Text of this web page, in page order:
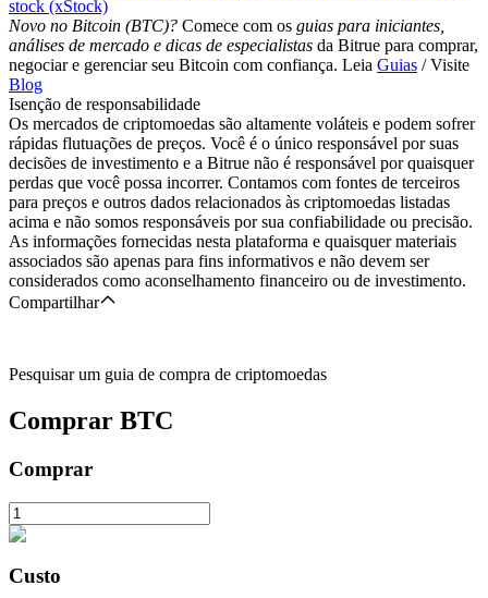
stock (xStock)
Novo no Bitcoin (BTC)? Comece com os guias para iniciantes,
análises de mercado e dicas de especialistas da Bitrue para comprar,
negociar e gerenciar seu Bitcoin com confiança. Leia Guias / Visite
Blog
Isenção de responsabilidade
Os mercados de criptomoedas são altamente voláteis e podem sofrer
rápidas flutuações de preços. Você é o único responsável por suas
decisões de investimento e a Bitrue não é responsável por quaisquer
perdas que você possa incorrer. Contamos com fontes de terceiros
para preços e outros dados relacionados às criptomoedas listadas
acima e não somos responsáveis por sua confiabilidade ou precisão.
As informações fornecidas nesta plataforma e quaisquer materiais
associados são apenas para fins informativos e não devem ser
considerados como aconselhamento financeiro ou de investimento.
Compartilhar
Pesquisar um guia de compra de criptomoedas
Comprar BTC
Comprar
Custo